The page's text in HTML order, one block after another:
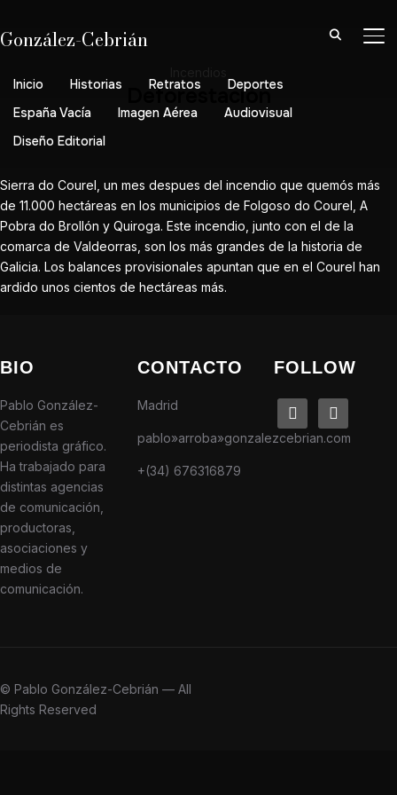
González-Cebrián
Inicio Historias Retratos
Deportes
España Vacía
Imagen Aérea
Audiovisual
Diseño Editorial
Deforestación
Sierra do Courel, un mes despues del incendio que quemós más
de 11.000 hectáreas en los municipios de Folgoso do Courel, A
Pobra do Brollón y Quiroga. Este incendio, junto con el de la
comarca de Valdeorras, son los más grandes de la historia de
Galicia. Los balances provisionales apuntan que en el Courel han
ardido unos cientos de hectáreas más.
BIO
Pablo González-
Cebrián es
periodista gráfico.
Ha trabajado para
distintas agencias
de comunicación,
productoras,
asociaciones y
medios de
comunicación.
CONTACTO
Madrid
pablo»arroba»gonzalezcebrian.com
+(34) 676316879
FOLLOW
linkedin instagram
© Pablo González-Cebrián — All
Rights Reserved